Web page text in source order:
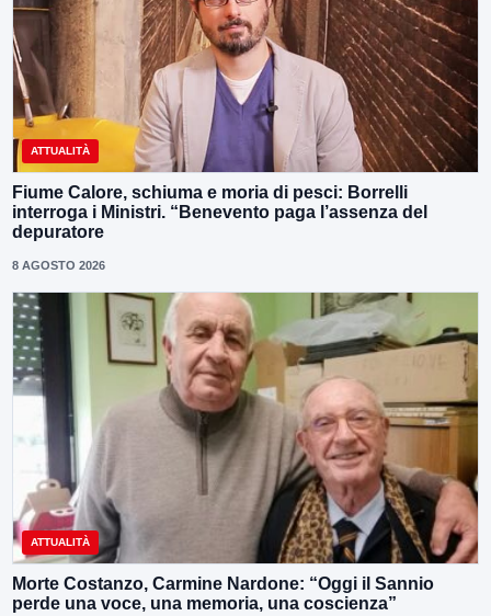
ATTUALITÀ
Fiume Calore, schiuma e moria di pesci: Borrelli
interroga i Ministri. “Benevento paga l’assenza del
depuratore
8 AGOSTO 2026
ATTUALITÀ
Morte Costanzo, Carmine Nardone: “Oggi il Sannio
perde una voce, una memoria, una coscienza”